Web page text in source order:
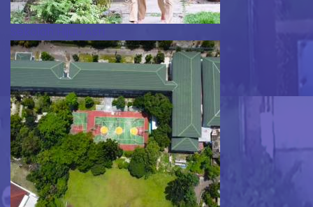
Sekolah Hijau Asri